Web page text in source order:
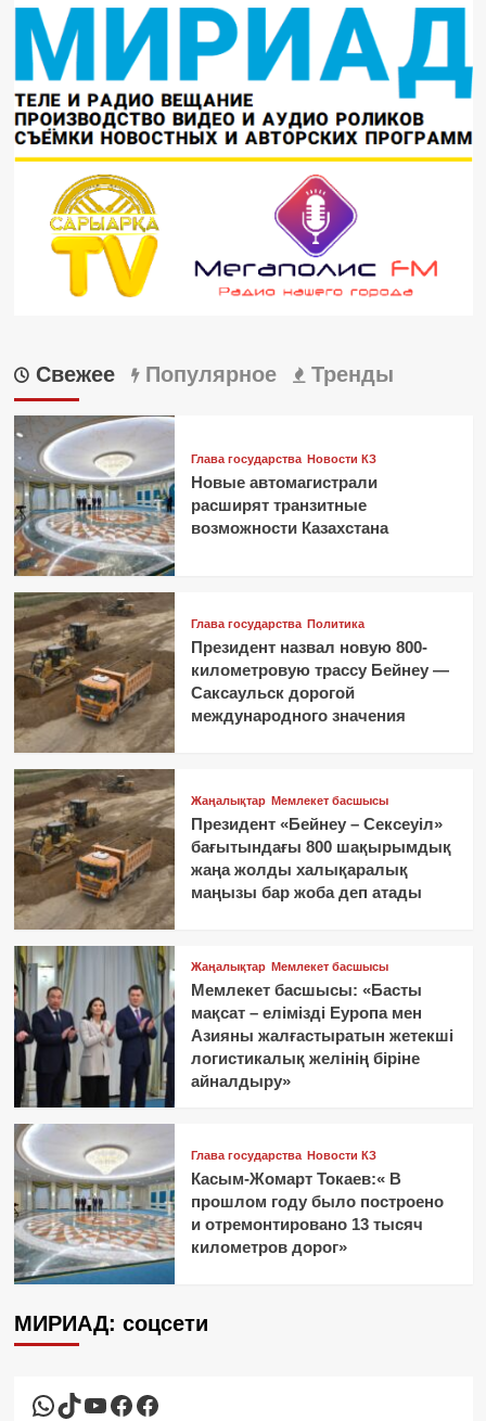
Свежее Популярное Тренды
Глава государства Новости КЗ
Новые автомагистрали
расширят транзитные
возможности Казахстана
Глава государства Политика
Президент назвал новую 800-
километровую трассу Бейнеу —
Саксаульск дорогой
международного значения
Жаңалықтар Мемлекет басшысы
Президент «Бейнеу – Сексеуіл»
бағытындағы 800 шақырымдық
жаңа жолды халықаралық
маңызы бар жоба деп атады
Жаңалықтар Мемлекет басшысы
Мемлекет басшысы: «Басты
мақсат – елімізді Еуропа мен
Азияны жалғастыратын жетекші
логистикалық желінің біріне
айналдыру»
Глава государства Новости КЗ
Касым-Жомарт Токаев:« В
прошлом году было построено
и отремонтировано 13 тысяч
километров дорог»
МИРИАД: соцсети
WhatsApp
TikTok
YouTube
Facebook
Facebook